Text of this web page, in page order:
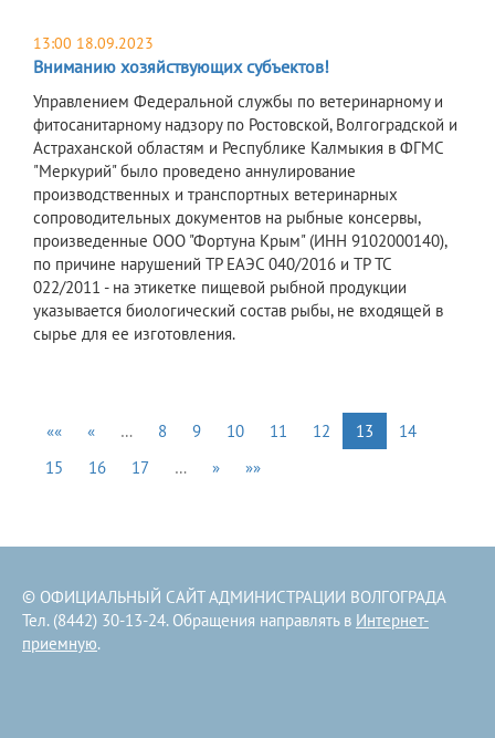
13:00 18.09.2023
Вниманию хозяйствующих субъектов!
Управлением Федеральной службы по ветеринарному и
фитосанитарному надзору по Ростовской, Волгоградской и
Астраханской областям и Республике Калмыкия в ФГМС
"Меркурий" было проведено аннулирование
производственных и транспортных ветеринарных
сопроводительных документов на рыбные консервы,
произведенные ООО "Фортуна Крым" (ИНН 9102000140),
по причине нарушений ТР ЕАЭС 040/2016 и ТР ТС
022/2011 - на этикетке пищевой рыбной продукции
указывается биологический состав рыбы, не входящей в
сырье для ее изготовления.
«« « … 8 9 10 11 12 13
14
15
16 17 … » »»
© ОФИЦИАЛЬНЫЙ САЙТ АДМИНИСТРАЦИИ ВОЛГОГРАДА
Тел. (8442) 30-13-24. Обращения направлять в Интернет-
приемную.